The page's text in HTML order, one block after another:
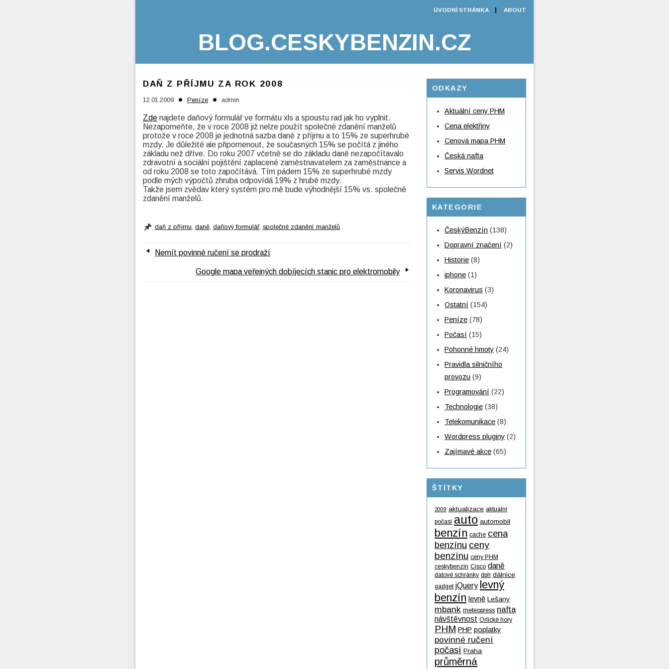
ÚVODNÍ STRÁNKA ABOUT
BLOG.CESKYBENZIN.CZ
DAŇ Z PŘÍJMU ZA ROK 2008
12.01.2009 • Peníze • admin
Zde najdete daňový formulář ve formátu xls a spoustu rad jak ho vyplnit.
Nezapomeňte, že v roce 2008 již nelze použít společné zdanění manželů
protože v roce 2008 je jednotná sazba daně z příjmu a to 15% ze superhrubé
mzdy. Je důležité ale připomenout, že současných 15% se počítá z jiného
základu než dříve. Do roku 2007 včetně se do základu daně nezapočítavalo
zdravotní a sociální pojištění zaplacené zaměstnavatelem za zaměstnance a
od roku 2008 se toto započítává. Tím pádem 15% ze superhrubé mzdy
podle mých výpočtů zhruba odpovídá 19% z hrubé mzdy.
Takže jsem zvědav který systém pro mě bude výhodnější 15% vs. společné
zdanění manželů.
daň z příjmu, daně, daňový formulář, společné zdanění manželů
Nemít povinné ručení se prodraží
Google mapa veřejných dobíjecích stanic pro elektromobily
ODKAZY
Aktuální ceny PHM
Cena elektřiny
Cenová mapa PHM
Česká nafta
Servis Wordnet
KATEGORIE
ČeskýBenzín (138)
Dopravní značení (2)
Historie (8)
iphone (1)
Koronavirus (3)
Ostatní (154)
Peníze (78)
Počasí (15)
Pohonné hmoty (24)
Pravidla silničního
provozu (9)
Programování (22)
Technologie (38)
Telekomunikace (8)
Wordpress pluginy (2)
Zajímavé akce (65)
ŠTÍTKY
2009 aktualizace aktuální
počasí auto automobil
benzín cache cena
benzínu ceny
benzínu ceny PHM
ceskybenzin Cisco daně
datové schránky dph dálnice
gadget jQuery levný
benzín levně Lešany
mbank meteopress nafta
návštěvnost Orlické hory
PHM PHP poplatky
povinné ručení
počasí Praha
průměrná